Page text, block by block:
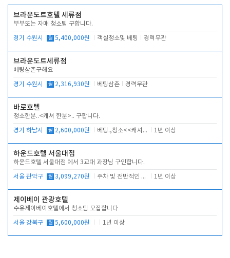
브라운도트호텔 세류점
부부또는 자매 청소팀 구합니다.
경기 수원시 월 5,400,000원 객실청소및 베팅 경력무관
브라운도트세류점
베팅삼촌구해요
경기 수원시 월 2,316,930원 베팅삼촌 경력무관
바로호텔
청소한분..<캐셔 한분>.. 구합니다.
경기 하남시 월 2,600,000원 베팅.,청소<<캐셔 모셔봅니다. 1년 이상
하운드호텔 서울대점
하운드호텔 서울대점 에서 3교대 과장님 구인합니다.
서울 관악구 월 3,099,270원 주차 및 전반적인 당번업무 1년 이상
제이베이 관광호텔
수유제이베이호텔에서 청소팀 모집합니다
서울 강북구 월 5,600,000원 1년 이상